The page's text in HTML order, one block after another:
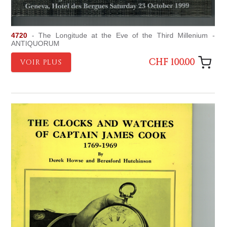
4720 - The Longitude at the Eve of the Third Millenium -
ANTIQUORUM
VOIR PLUS CHF 100.00